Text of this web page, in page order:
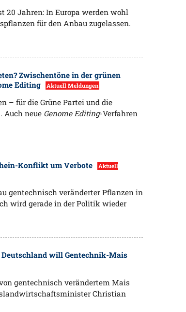
20 Jahren: In Europa werden wohl
für den Anbau zugelassen.
Zwischentöne in der grünen
Editing
Aktuell Meldungen
– für die Grüne Partei und die
Auch neue Genome Editing-Verfahren
Konflikt um Verbote
Aktuell
gentechnisch veränderter Pflanzen in
wird gerade in der Politik wieder
will Gentechnik-Mais
gentechnisch verändertem Mais
Christian